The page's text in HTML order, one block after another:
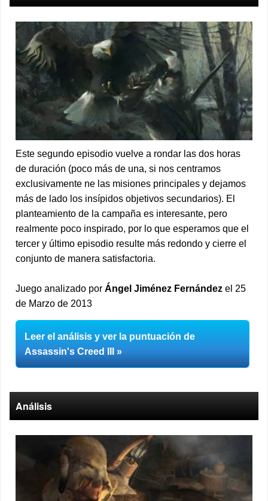
Este segundo episodio vuelve a rondar las dos horas
de duración (poco más de una, si nos centramos
exclusivamente ne las misiones principales y dejamos
más de lado los insípidos objetivos secundarios). El
planteamiento de la campaña es interesante, pero
realmente poco inspirado, por lo que esperamos que el
tercer y último episodio resulte más redondo y cierre el
conjunto de manera satisfactoria.
Juego analizado por Ángel Jiménez Fernández el 25
de Marzo de 2013
Leer el análisis y ver la puntuación de
Assassin's Creed III
Análisis